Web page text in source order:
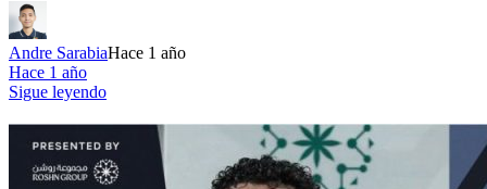
Andre SarabiaHace 1 año
Hace 1 año
Sigue leyendo